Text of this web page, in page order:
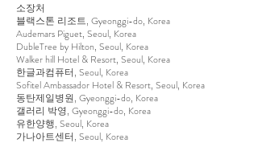
소장처
블랙스톤 리조트, Gyeonggi-do, Korea
Audemars Piguet, Seoul, Korea
DubleTree by Hilton, Seoul, Korea
Walker hill Hotel & Resort, Seoul, Korea
한글과컴퓨터, Seoul, Korea
Sofitel Ambassador Hotel & Resort, Seoul, Korea
동탄제일병원, Gyeonggi-do, Korea
갤러리 박영, Gyeonggi-do, Korea
유한양행, Seoul, Korea
가나아트센터, Seoul, Korea